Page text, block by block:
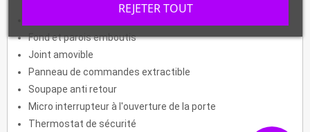
Fond et parois emboutis
Joint amovible
Panneau de commandes extractible
Soupape anti retour
Micro interrupteur à l'ouverture de la porte
Thermostat de sécurité
REJETER TOUT